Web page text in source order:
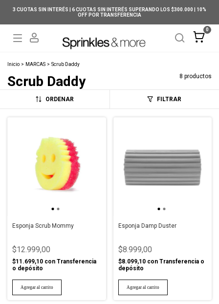
3 CUOTAS SIN INTERÉS | 6 CUOTAS SIN INTERÉS SUPERANDO LOS $300.000 | 10%
OFF POR TRANSFERENCIA
0
Inicio > MARCAS > Scrub Daddy
Scrub Daddy 8 productos
ORDENAR FILTRAR
Esponja Scrub Mommy
$12.999,00
$11.699,10 con Transferencia
o depósito
Esponja Damp Duster
$8.999,00
$8.099,10 con Transferencia o
depósito